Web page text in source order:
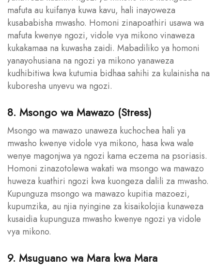
mafuta au kuifanya kuwa kavu, hali inayoweza
kusababisha mwasho. Homoni zinapoathiri usawa wa
mafuta kwenye ngozi, vidole vya mikono vinaweza
kukakamaa na kuwasha zaidi. Mabadiliko ya homoni
yanayohusiana na ngozi ya mikono yanaweza
kudhibitiwa kwa kutumia bidhaa sahihi za kulainisha na
kuboresha unyevu wa ngozi.
8. Msongo wa Mawazo (Stress)
Msongo wa mawazo unaweza kuchochea hali ya
mwasho kwenye vidole vya mikono, hasa kwa wale
wenye magonjwa ya ngozi kama eczema na psoriasis.
Homoni zinazotolewa wakati wa msongo wa mawazo
huweza kuathiri ngozi kwa kuongeza dalili za mwasho.
Kupunguza msongo wa mawazo kupitia mazoezi,
kupumzika, au njia nyingine za kisaikolojia kunaweza
kusaidia kupunguza mwasho kwenye ngozi ya vidole
vya mikono.
9. Msuguano wa Mara kwa Mara